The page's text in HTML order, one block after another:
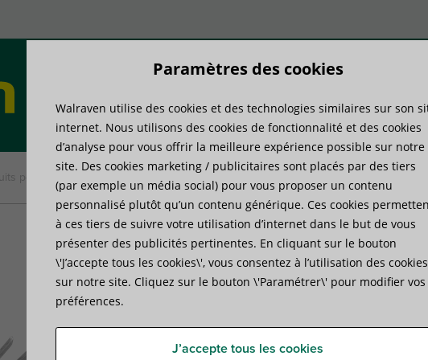
Produits Savoir-faire Services
pour systèmes d'évacuation des eaux pluviales Walraven Collier anti-escalade
Walraven Collier anti-
empêche de grimper sur un tuyau de descente
Spécifications Fichiers joints
Paramètres des cookies
Walraven utilise des cookies et des technologies similaires sur son
internet. Nous utilisons des cookies de fonctionnalité et des cookies
d’analyse pour vous offrir la meilleure expérience possible sur notre
site. Des cookies marketing / publicitaires sont placés par des tiers
(par exemple un média social) pour vous proposer un contenu
personnalisé plutôt qu’un contenu générique. Ces cookies
à ces tiers de suivre votre utilisation d’internet dans le but de vous
présenter des publicités pertinentes. En cliquant sur le bouton
\'J’accepte tous les cookies\', vous consentez à l’utilisation des cookies
sur notre site. Cliquez sur le bouton \'Paramétrer\' pour modifier vos
préférences.
J’accepte tous les cookies